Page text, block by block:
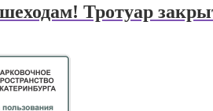
Тротуар